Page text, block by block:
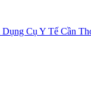
Dụng Cụ Y Tế Cần